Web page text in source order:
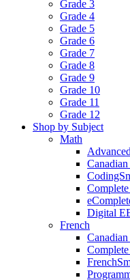
Grade 3
Grade 4
Grade 5
Grade 6
Grade 7
Grade 8
Grade 9
Grade 10
Grade 11
Grade 12
Shop by Subject
Math
Digital
French